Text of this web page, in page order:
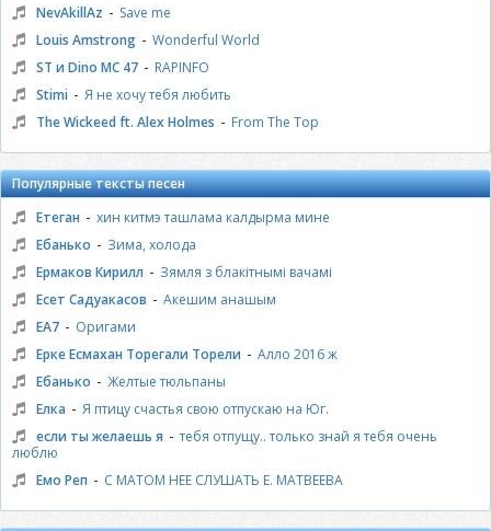
NevAkillAz - Save me
Louis Amstrong - Wonderful World
ST и Dino MC 47 - RAPINFO
Stimi - Я не хочу тебя любить
The Wickeed ft. Alex Holmes - From The Top
Популярные тексты песен
Етеган - хин китмэ ташлама калдырма мине
Ебанько - Зима, холода
Ермаков Кирилл - Зямля з блакiтнымi вачамi
Есет Садуакасов - Акешим анашым
ЕА7 - Оригами
Ерке Есмахан Торегали Торели - Алло 2016 ж
Ебанько - Желтые тюльпаны
Елка - Я птицу счастья свою отпускаю на Юг.
если ты желаешь я - тебя отпущу.. только знай я тебя очень
люблю
Емо Реп - С МАТОМ НЕЕ СЛУШАТЬ Е. МАТВЕЕВА